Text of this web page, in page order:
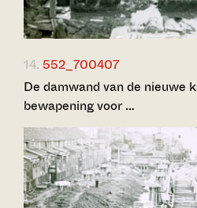
14. 552_700407
De damwand van de nieuwe
bewapening voor …